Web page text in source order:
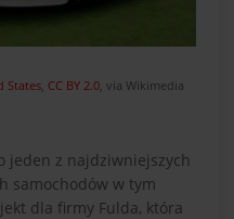
States, CC BY 2.0, via Wikimedia
jeden z najdziwniejszych
samochodów w tym
dla firmy Fulda, która